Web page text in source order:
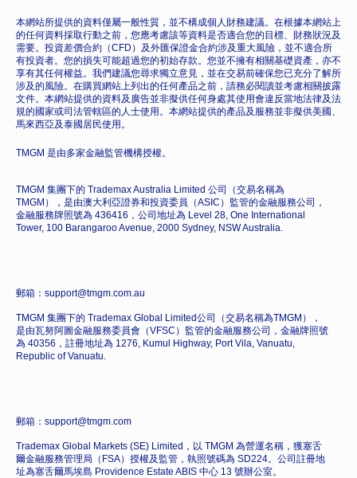
本網站所提供的資料僅屬一般性質，並不構成個人財務建議。在根據本網站上
的任何資料採取行動之前，您應考慮該等資料是否適合您的目標、財務狀況及
需要。投資差價合約（CFD）及外匯保證金合約涉及重大風險，並不適合所
有投資者。您的損失可能超過您的初始存款。您並不擁有相關基礎資產，亦不
享有其任何權益。我們建議您尋求獨立意見，並在交易前確保您已充分了解所
涉及的風險。在購買網站上列出的任何產品之前，請務必閱讀並考慮相關披露
文件。本網站提供的資料及廣告並非擬供任何身處其使用會違反當地法律及法
規的國家或司法管轄區的人士使用。本網站提供的產品及服務並非擬供美國、
馬來西亞及泰國居民使用。
TMGM 是由多家金融監管機構授權。
TMGM 集團下的 Trademax Australia Limited 公司（交易名稱為
TMGM），是由澳大利亞證券和投資委員（ASIC）監管的金融服務公司，
金融服務牌照號為 436416，公司地址為 Level 28, One International
Tower, 100 Barangaroo Avenue, 2000 Sydney, NSW Australia.
郵箱：support@tmgm.com.au
TMGM 集團下的 Trademax Global Limited公司（交易名稱為TMGM），
是由瓦努阿圖金融服務委員會（VFSC）監管的金融服務公司，金融牌照號
為 40356，註冊地址為 1276, Kumul Highway, Port Vila, Vanuatu,
Republic of Vanuatu.
郵箱：support@tmgm.com
Trademax Global Markets (SE) Limited，以 TMGM 為營運名稱，獲塞舌
爾金融服務管理局（FSA）授權及監管，執照號碼為 SD224。公司註冊地
址為塞舌爾馬埃島 Providence Estate ABIS 中心 13 號辦公室。